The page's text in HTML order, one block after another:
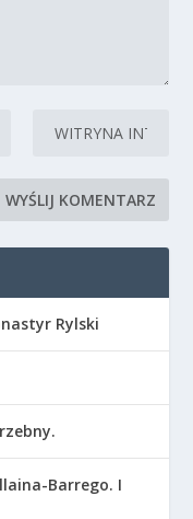
Rylski
Barrego. I